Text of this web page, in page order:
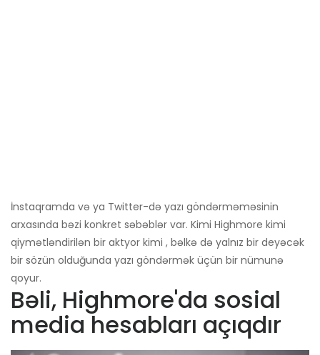
İnstaqramda və ya Twitter-də yazı göndərməməsinin
arxasında bəzi konkret səbəblər var. Kimi Highmore kimi
qiymətləndirilən bir aktyor kimi , bəlkə də yalnız bir deyəcək
bir sözün olduğunda yazı göndərmək üçün bir nümunə
qoyur.
Bəli, Highmore'da sosial
media hesabları açıqdır